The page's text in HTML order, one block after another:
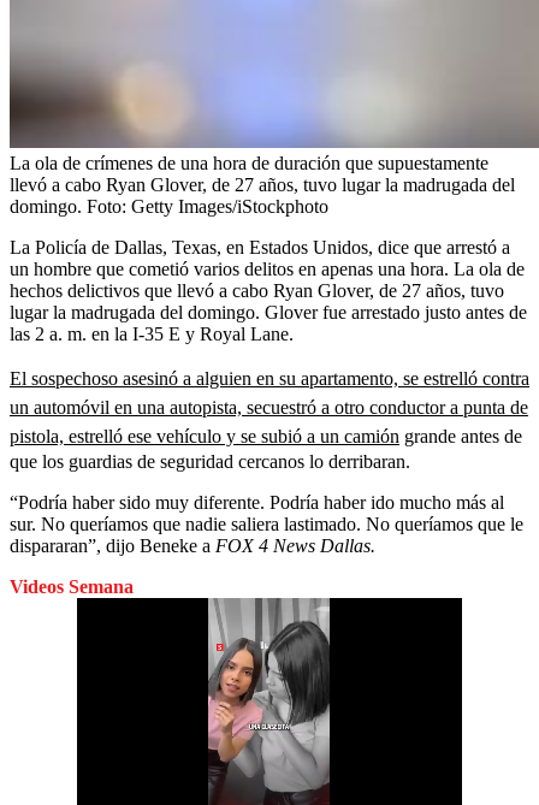
La ola de crímenes de una hora de duración que supuestamente
llevó a cabo Ryan Glover, de 27 años, tuvo lugar la madrugada del
domingo. Foto: Getty Images/iStockphoto
La Policía de Dallas, Texas, en Estados Unidos, dice que arrestó a
un hombre que cometió varios delitos en apenas una hora. La ola de
hechos delictivos que llevó a cabo Ryan Glover, de 27 años, tuvo
lugar la madrugada del domingo. Glover fue arrestado justo antes de
las 2 a. m. en la I-35 E y Royal Lane.
El sospechoso asesinó a alguien en su apartamento, se estrelló contra
un automóvil en una autopista, secuestró a otro conductor a punta de
pistola, estrelló ese vehículo y se subió a un camión grande antes de
que los guardias de seguridad cercanos lo derribaran.
“Podría haber sido muy diferente. Podría haber ido mucho más al
sur. No queríamos que nadie saliera lastimado. No queríamos que le
dispararan”, dijo Beneke a FOX 4 News Dallas.
Videos Semana